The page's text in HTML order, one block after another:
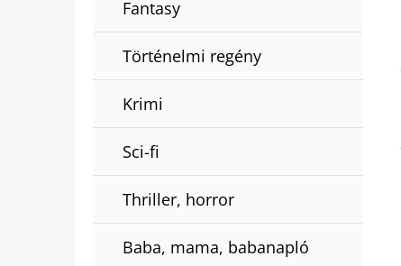
Fantasy
Történelmi regény
Krimi
Sci-fi
Thriller, horror
Baba, mama, babanapló